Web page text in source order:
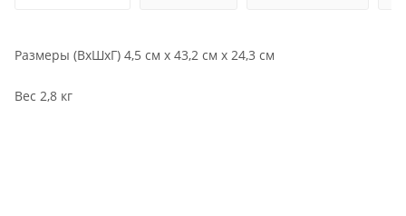
Размеры (ВхШхГ) 4,5 см х 43,2 см х 24,3 см
Вес 2,8 кг